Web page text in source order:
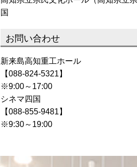
国
お問い合わせ
新来島高知重工ホール
【088-824-5321】
※9:00～17:00
シネマ四国
【088-855-9481】
※9:30～19:00